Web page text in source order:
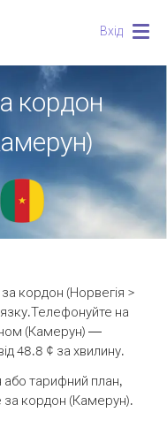
Вхід
кордон
кордон (Норвегія >
Телефонуйте на
(Камерун) —
48.8 ¢ за хвилину.
тарифний план,
кордон (Камерун).